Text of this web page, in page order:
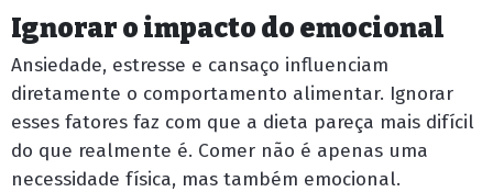
Ignorar o impacto do emocional
Ansiedade, estresse e cansaço influenciam
diretamente o comportamento alimentar. Ignorar
esses fatores faz com que a dieta pareça mais difícil
do que realmente é. Comer não é apenas uma
necessidade física, mas também emocional.